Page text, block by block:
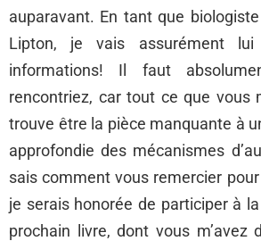
auparavant. En tant que
Lipton, je vais assurément lui
informations! Il faut
rencontriez, car tout ce que vous
trouve être la pièce manquante à
approfondie des mécanismes
sais comment vous remercier
je serais honorée de participer à
prochain livre, dont vous m’avez